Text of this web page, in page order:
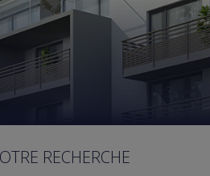
RECHERCHE